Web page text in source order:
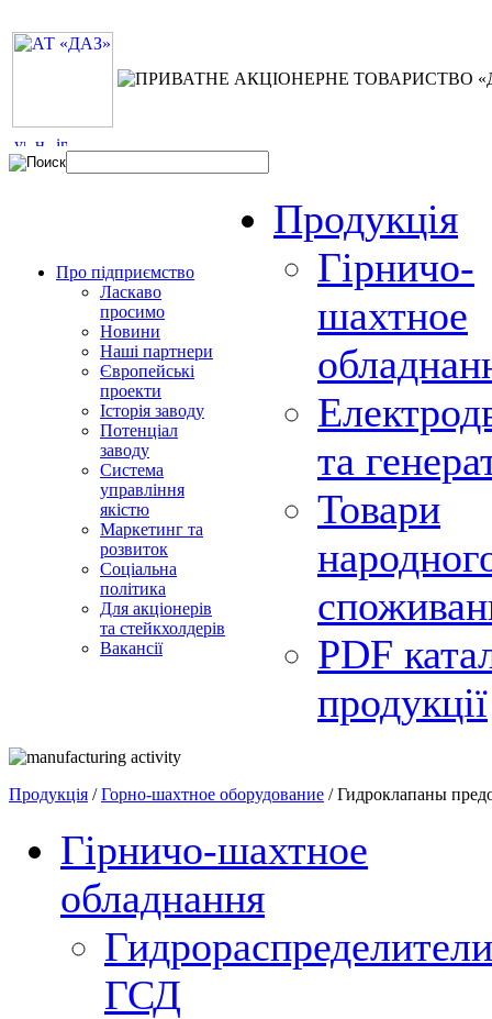
Про підприємство
Ласкаво
просимо
Новини
Наші партнери
Європейські
проекти
Історія заводу
Потенціал
заводу
Система
управління
якістю
Маркетинг та
розвиток
Соціальна
політика
Для акціонерів
та стейкхолдерів
Вакансії
Продукція
Гірничо-
шахтное
та
Товари
PDF
продукції
Продукція /Горно-шахтное оборудование / Гидроклапаны
Гірничо-шахтное
обладнання
Гидрораспределители
ГСД